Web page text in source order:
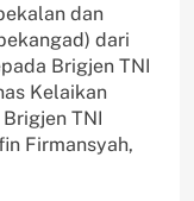
dan
dari
Brigjen TNI
Kelaikan
TNI
Firmansyah,